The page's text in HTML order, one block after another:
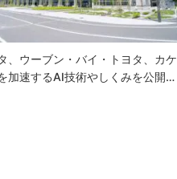
、ウーブン・バイ・トヨタ、カケ
加速するAI技術やしくみを公開…